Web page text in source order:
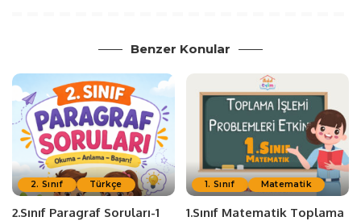
Benzer Konular
2. Sınıf Türkçe
2.Sınıf Paragraf Soruları-1
1. Sınıf Matematik
1.Sınıf Matematik Toplama